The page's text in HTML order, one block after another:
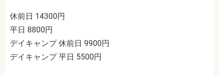
休前日 14300円
平日 8800円
デイキャンプ 休前日 9900円
デイキャンプ 平日 5500円